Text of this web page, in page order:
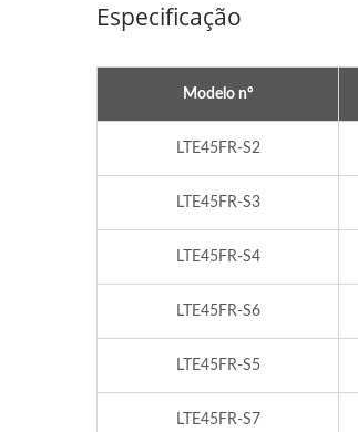
Especificação
Modelo nº
LTE45FR-S2
LTE45FR-S3
LTE45FR-S4
LTE45FR-S6
LTE45FR-S5
LTE45FR-S7
Carregador De Bateria
De 300W